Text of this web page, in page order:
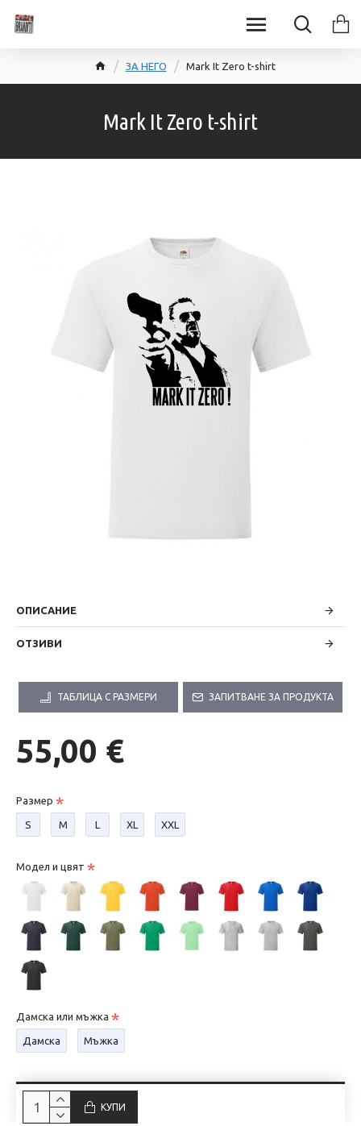
ЗА НЕГО Mark It Zero t-shirt
Mark It Zero t-shirt
ОПИСАНИЕ
ОТЗИВИ
ТАБЛИЦА С РАЗМЕРИ ЗАПИТВАНЕ ЗА ПРОДУКТА
55,00 €
Размер
S М L XL XXL
Модел и цвят
Дамска или мъжка
Дамска Мъжка
КУПИ